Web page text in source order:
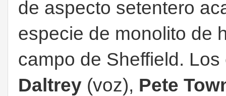
de aspecto setentero
especie de monolito de
campo de Sheffield.
Daltrey (voz), Pete